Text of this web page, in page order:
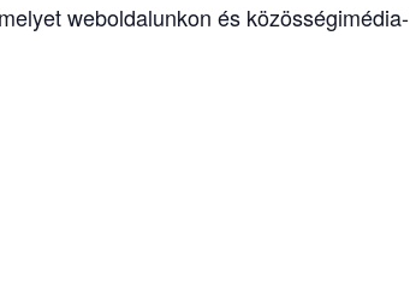
weboldalunkon és közösségimédia-